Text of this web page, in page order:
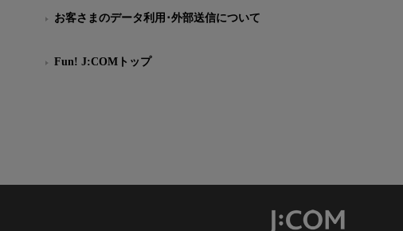
お客さまのデータ利用･外部送信について
Fun! J:COMトップ